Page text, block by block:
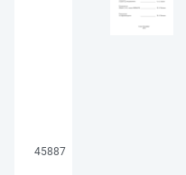
45887